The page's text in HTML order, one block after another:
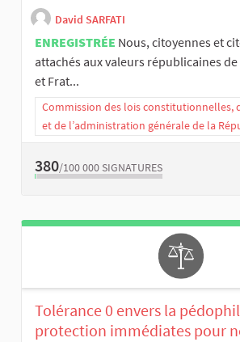
David SARFATI
ENREGISTRÉE Nous, citoyennes et
attachés aux valeurs républicaines
et Frat...
Commission des lois constitutionnelles,
et de l’administration générale de la
380/100 000 SIGNATURES
Tolérance 0 envers la
protection immédiates pour